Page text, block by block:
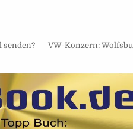
senden? VW-Konzern: